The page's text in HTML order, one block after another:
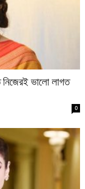
নিজেরই ভালো লাগত
0